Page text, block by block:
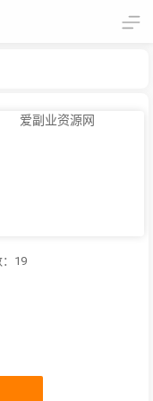
：19